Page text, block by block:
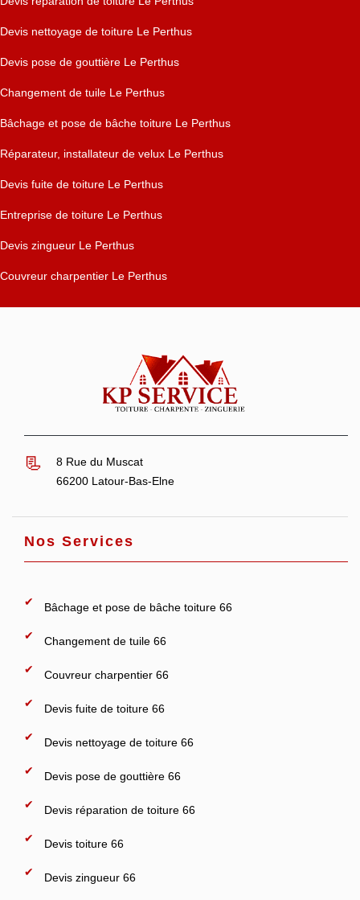
Devis nettoyage de toiture Le Perthus
Devis pose de gouttière Le Perthus
Changement de tuile Le Perthus
Bâchage et pose de bâche toiture Le Perthus
Réparateur, installateur de velux Le Perthus
Devis fuite de toiture Le Perthus
Entreprise de toiture Le Perthus
Devis zingueur Le Perthus
Couvreur charpentier Le Perthus
8 Rue du Muscat
66200 Latour-Bas-Elne
Nos Services
Bâchage et pose de bâche toiture 66
Changement de tuile 66
Couvreur charpentier 66
Devis fuite de toiture 66
Devis nettoyage de toiture 66
Devis pose de gouttière 66
Devis réparation de toiture 66
Devis toiture 66
Devis zingueur 66